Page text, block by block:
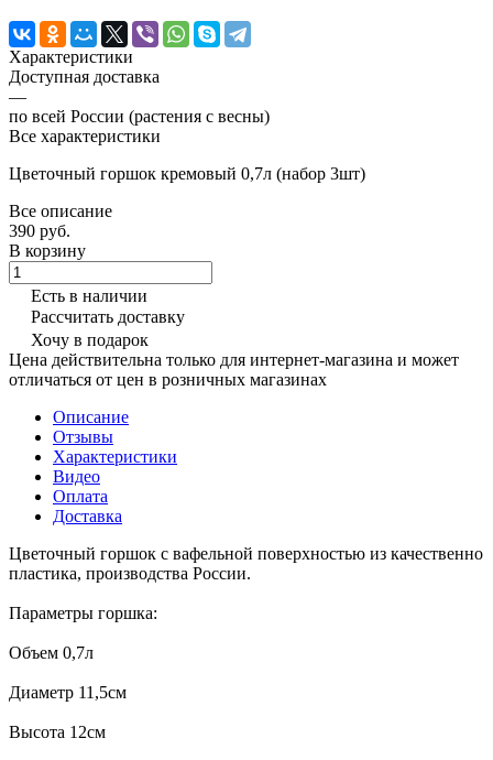
Характеристики
Доступная доставка
—
по всей России (растения с весны)
Все характеристики
Цветочный горшок кремовый 0,7л (набор 3шт)
Все описание
390 руб.
В корзину
Есть в наличии
Рассчитать доставку
Хочу в подарок
Цена действительна только для интернет-магазина и может
отличаться от цен в розничных магазинах
Описание
Отзывы
Характеристики
Видео
Оплата
Доставка
Цветочный горшок с вафельной поверхностью из качественно
пластика, производства России.
Параметры горшка:
Объем 0,7л
Диаметр 11,5см
Высота 12см